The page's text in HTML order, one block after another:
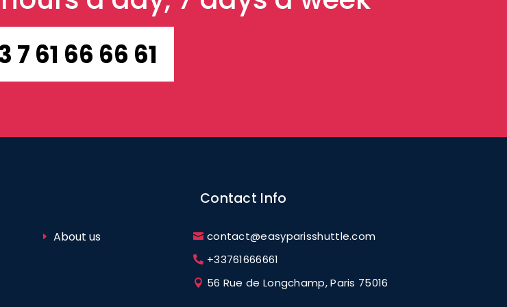
7 61 66 66 61
About us
Contact Info
contact@easyparisshuttle.com
+33761666661
56 Rue de Longchamp, Paris 75016